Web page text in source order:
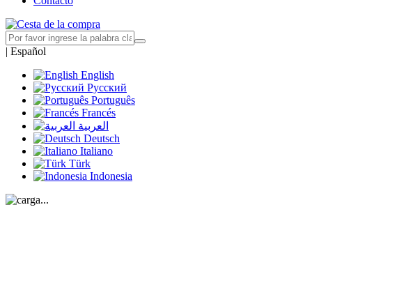
| Español
English
Русский
Português
Francés
العربية
Deutsch
Italiano
Türk
Indonesia